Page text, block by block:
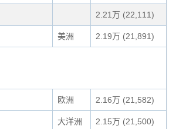
2.21万 (22,111)
美洲 2.19万 (21,891)
欧洲 2.16万 (21,582)
大洋洲 2.15万 (21,500)